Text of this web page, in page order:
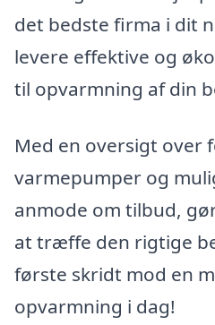
det bedste firma i dit
levere effektive og
til opvarmning af din
Med en oversigt over
varmepumper og
anmode om tilbud,
at træffe den rigtige
første skridt mod en
opvarmning i dag!